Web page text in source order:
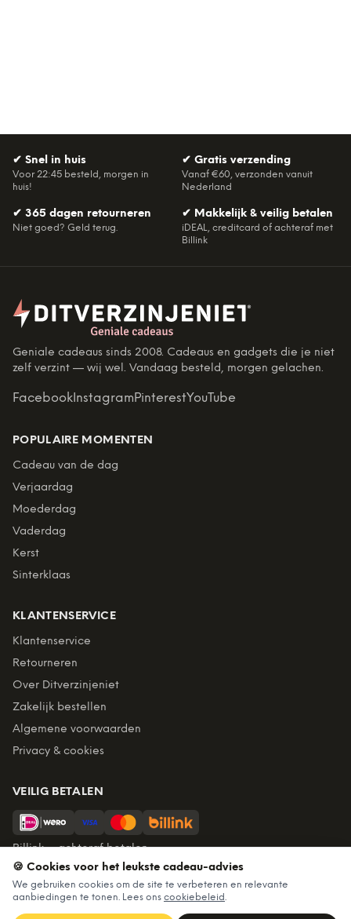
✔ Snel in huis
Voor 22:45 besteld, morgen in
huis!
✔ Gratis verzending
Vanaf €60, verzonden vanuit
Nederland
✔ 365 dagen retourneren
Niet goed? Geld terug.
✔ Makkelijk & veilig betalen
iDEAL, creditcard of achteraf met
Billink
Geniale cadeaus sinds 2008. Cadeaus en gadgets die je niet
zelf verzint — wij wel. Vandaag besteld, morgen gelachen.
Facebook InstagramPinterestYouTube
POPULAIRE MOMENTEN
Cadeau van de dag
Verjaardag
Moederdag
Vaderdag
Kerst
Sinterklaas
KLANTENSERVICE
Klantenservice
Retourneren
Over Ditverzinjeniet
Zakelijk bestellen
Algemene voorwaarden
Privacy & cookies
VEILIG BETALEN
Billink = achteraf betalen
BEZORGING
Voor 22:45 besteld, morgen in huis. Gratis verzending vanaf
🍪 Cookies voor het leukste cadeau-advies
We gebruiken cookies om de site te verbeteren en relevante
aanbiedingen te tonen. Lees ons cookiebeleid.